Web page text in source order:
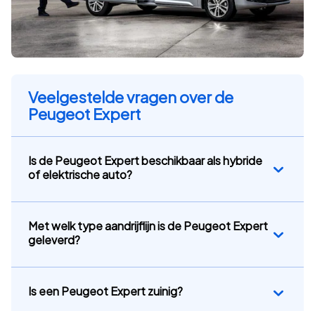
Veelgestelde vragen over de
Peugeot Expert
Is de Peugeot Expert beschikbaar als hybride
of elektrische auto?
Met welk type aandrijflijn is de Peugeot Expert
geleverd?
Is een Peugeot Expert zuinig?